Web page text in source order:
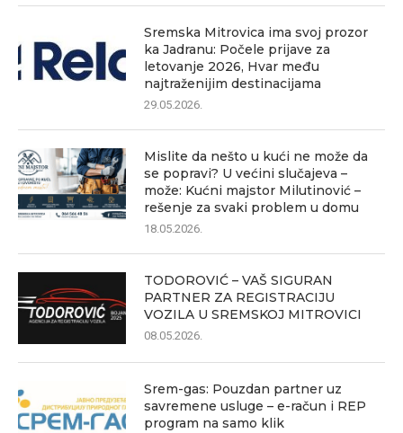
Sremska Mitrovica ima svoj prozor
ka Jadranu: Počele prijave za
letovanje 2026, Hvar među
najtraženijim destinacijama
29.05.2026.
Mislite da nešto u kući ne može da
se popravi? U većini slučajeva –
može: Kućni majstor Milutinović –
rešenje za svaki problem u domu
18.05.2026.
TODOROVIĆ – VAŠ SIGURAN
PARTNER ZA REGISTRACIJU
VOZILA U SREMSKOJ MITROVICI
08.05.2026.
Srem-gas: Pouzdan partner uz
savremene usluge – e-račun i REP
program na samo klik